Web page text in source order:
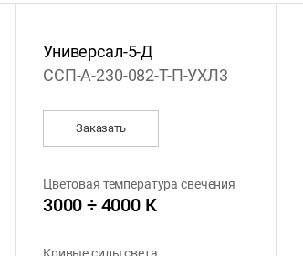
Универсал-5-Д
ССП-А-230-082-Т-П-УХЛ3
Заказать
Цветовая температура свечения
3000 ÷ 4000 К